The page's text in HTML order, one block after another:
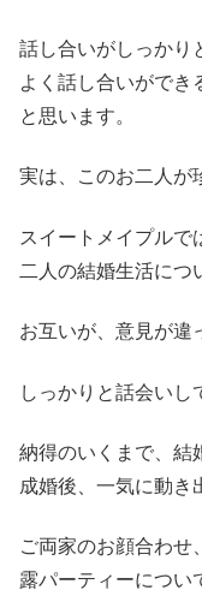
話し合いがしっかり
よく話し合いができ
と思います。
実は、このお二人が
スイートメイプルで
二人の結婚生活につ
お互いが、意見が違
しっかりと話会いし
納得のいくまで、結
成婚後、一気に動き
ご両家のお顔合わせ
露パーティーについ